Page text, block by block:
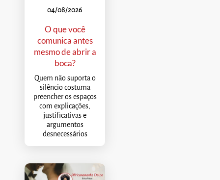
04/08/2026
O que você
comunica antes
mesmo de abrir a
boca?
Quem não suporta o
silêncio costuma
preencher os espaços
com explicações,
justificativas e
argumentos
desnecessários